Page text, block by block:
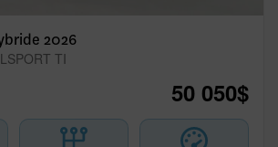
2026
TI
50 050$